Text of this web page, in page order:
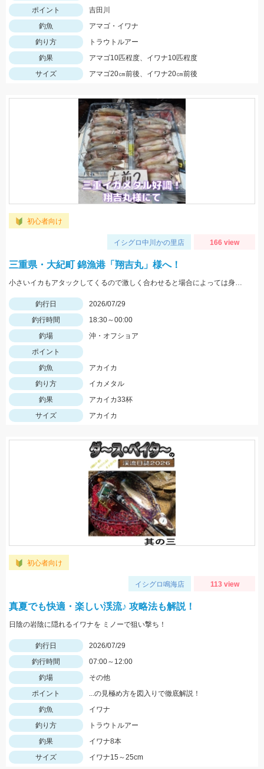
ポイント
吉田川
釣魚
アマゴ・イワナ
釣り方
トラウトルアー
釣果
アマゴ10匹程度、イワナ10匹程度
サイズ
アマゴ20㎝前後、イワナ20㎝前後
初心者向け
イシグロ中川かの里店 166 view
三重県・大紀町 錦漁港「翔吉丸」様へ！
小さいイカもアタックしてくるので激しく合わせると場合によっては身切れします！
釣行日
2026/07/29
釣行時間
18:30～00:00
釣場
沖・オフショア
ポイント
釣魚
アカイカ
釣り方
イカメタル
釣果
アカイカ33杯
サイズ
アカイカ
初心者向け
イシグロ鳴海店 113 view
真夏でも快適・楽しい渓流♪ 攻略法も解説！
日陰の岩陰に隠れるイワナを ミノーで狙い撃ち！
釣行日
2026/07/29
釣行時間
07:00～12:00
釣場
その他
ポイント
...の見極め方を図入りで徹底解説！
釣魚
イワナ
釣り方
トラウトルアー
釣果
イワナ8本
サイズ
イワナ15～25cm